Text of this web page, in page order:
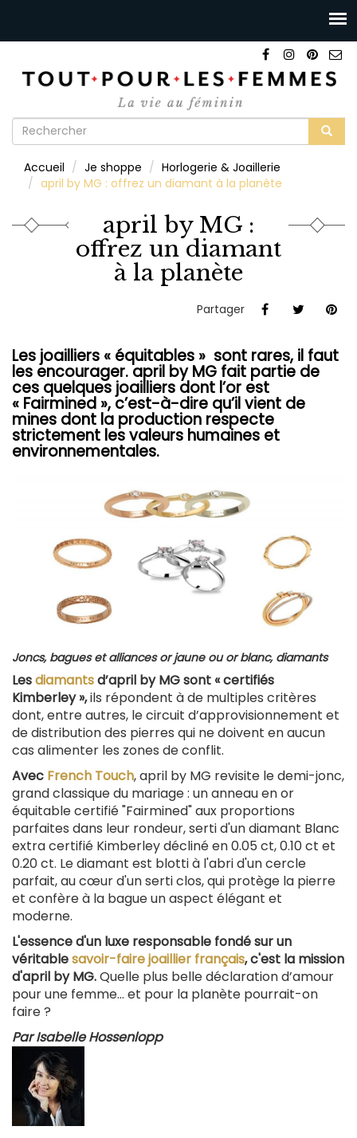
Formulaire
recherche
Accueil Je shoppe
Horlogerie & Joaillerie
april by MG : offrez un diamant à la planète
april by MG :
offrez un diamant
à la planète
Partager
Les joailliers « équitables » sont rares, il faut
les encourager. april by MG fait partie de
ces quelques joailliers dont l’or est
« Fairmined », c’est-à-dire qu’il vient de
mines dont la production respecte
strictement les valeurs humaines et
environnementales.
Joncs, bagues et alliances or jaune ou or blanc, diamants
Lesdiamantsd’april by MG sont « certifiés
Kimberley »,ils répondent à de multiples critères
dont, entre autres, le circuit d’approvisionnement et
de distribution des pierres qui ne doivent en aucun
cas alimenter les zones de conflit.
Avec French Touch, april by MG revisite le demi-jonc,
grand classique du mariage : un anneau en or
équitable certifié "Fairmined" aux proportions
parfaites dans leur rondeur, serti d'un diamant Blanc
extra certifié Kimberley décliné en 0.05 ct, 0.10 ct et
0.20 ct. Le diamant est blotti à l'abri d'un cercle
parfait, au cœur d'un serti clos, qui protège la pierre
et confère à la bague un aspect élégant et
moderne.
L'essence d'un luxe responsable fondé sur un
véritablesavoir-faire joaillier français, c'est la mission
d'april by MG.Quelle plus belle déclaration d’amour
pour une femme… et pour la planète pourrait-on
faire ?
Par Isabelle Hossenlopp